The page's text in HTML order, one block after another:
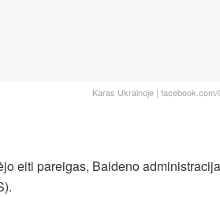
Karas Ukrainoje | facebook.com/
eiti pareigas, Baideno